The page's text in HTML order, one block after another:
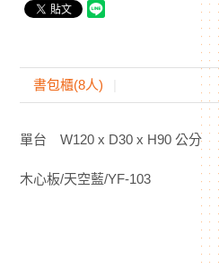
書包櫃(8人)
單台 W120 x D30 x H90 公分
木心板/天空藍/YF-103